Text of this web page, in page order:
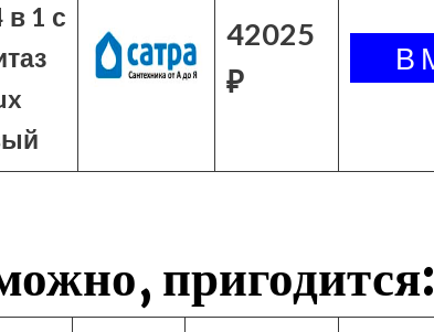
в 1 с
42025
₽
пригодится: